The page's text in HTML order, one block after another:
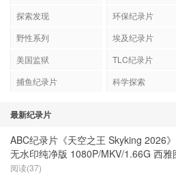
探索发现
环保纪录片
野性系列
埃及纪录片
美国监狱
TLC纪录片
捕鱼纪录片
科学探索
最新纪录片
ABC纪录片《天空之王 Skyking 2026
无水印纯净版 1080P/MKV/1.66G 西雅
阅读(37)